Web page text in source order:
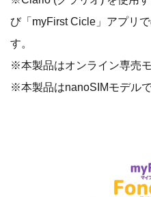
ドをプレゼント いたします。
myFirst楽天市場
https://item.rakuten.co.jp/
※店舗によって取扱い状況